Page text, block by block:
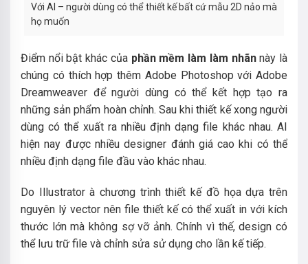
Với AI – người dùng có thể thiết kế bất cứ mẫu 2D nảo mà
họ muốn
Điểm nổi bật khác của phần mềm làm làm nhãnnày là
chúng có thích hợp thêm Adobe Photoshop với Adobe
Dreamweaver để người dùng có thể kết hợp tạo ra
những sản phẩm hoàn chỉnh. Sau khi thiết kế xong người
dùng có thể xuất ra nhiều định dạng file khác nhau. AI
hiện nay được nhiều designer đánh giá cao khi có thể
nhiều định dạng file đầu vào khác nhau.
Do Illustrator à chương trình thiết kế đồ họa dựa trên
nguyên lý vector nên file thiết kế có thể xuất in với kích
thước lớn mà không sợ vỡ ảnh.Chính vì thế, design có
thể lưu trữ file và chỉnh sửa sử dụng cho lần kế tiếp.